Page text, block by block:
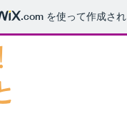
.com を使って作成さ